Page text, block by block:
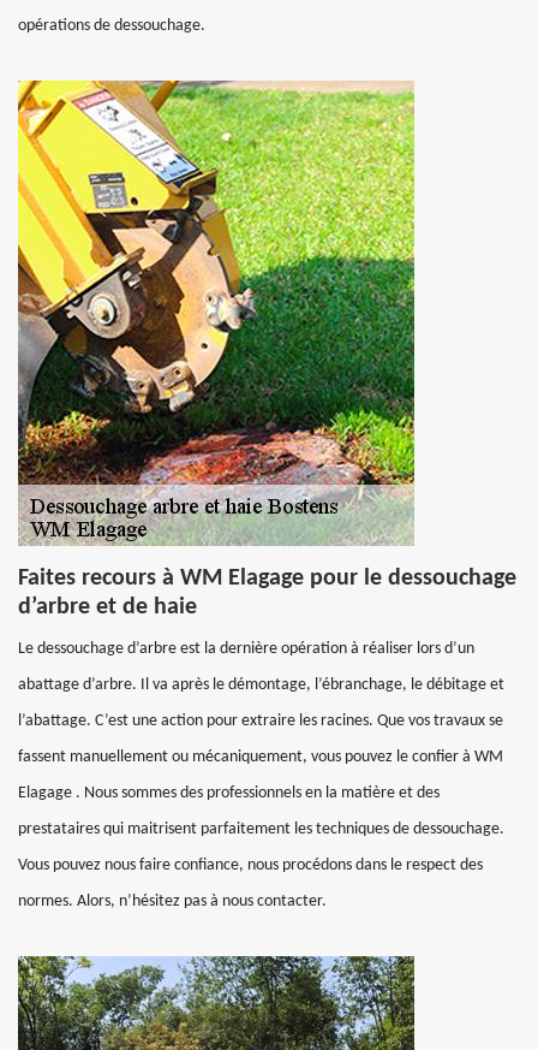
opérations de dessouchage.
Faites recours à WM Elagage pour le dessouchage
d’arbre et de haie
Le dessouchage d’arbre est la dernière opération à réaliser lors d’un
abattage d’arbre. Il va après le démontage, l’ébranchage, le débitage et
l’abattage. C’est une action pour extraire les racines. Que vos travaux se
fassent manuellement ou mécaniquement, vous pouvez le confier à WM
Elagage . Nous sommes des professionnels en la matière et des
prestataires qui maitrisent parfaitement les techniques de dessouchage.
Vous pouvez nous faire confiance, nous procédons dans le respect des
normes. Alors, n’hésitez pas à nous contacter.